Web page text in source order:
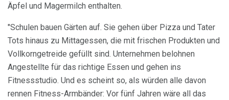
Äpfel und Magermilch enthalten.
"Schulen bauen Gärten auf. Sie gehen über Pizza und Tater
Tots hinaus zu Mittagessen, die mit frischen Produkten und
Vollkorngetreide gefüllt sind. Unternehmen belohnen
Angestellte für das richtige Essen und gehen ins
Fitnessstudio. Und es scheint so, als würden alle davon
rennen Fitness-Armbänder: Vor fünf Jahren wäre all das